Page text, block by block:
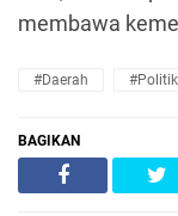
membawa
#Daerah #Politik
BAGIKAN